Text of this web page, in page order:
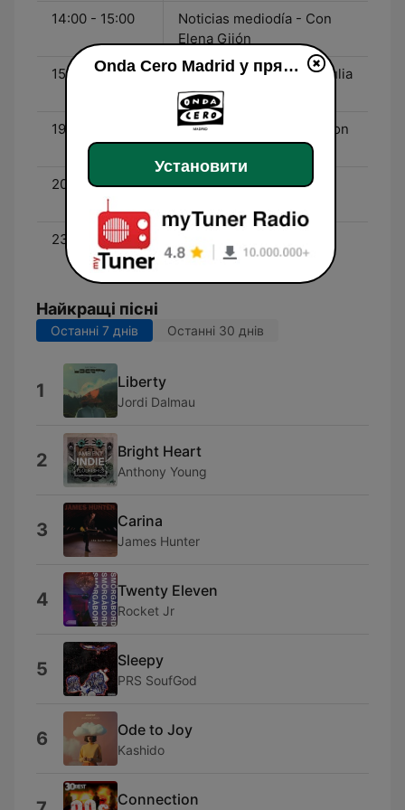
14:00 - 15:00
Noticias mediodía - Con
Elena Gijón
15:00 - 19:00
Julia en la Onda - Con Julia
Otero
19:00 - 20:00
La Brújula de Madrid - Con
David del Cura
20:00 - 23:30
La Brújula - Con Juan
23:30 - 00:00
Ramón de la Morena
Найкращі пісні
Останні 7 днів Останні 30 днів
1 Liberty
Jordi Dalmau
2 Bright Heart
Anthony Young
3 Carina
James Hunter
4 Twenty Eleven
Rocket Jr
5 Sleepy
PRS SoufGod
6 Ode to Joy
Kashido
Connection
Onda Cero Madrid у прямому ефір
Установити